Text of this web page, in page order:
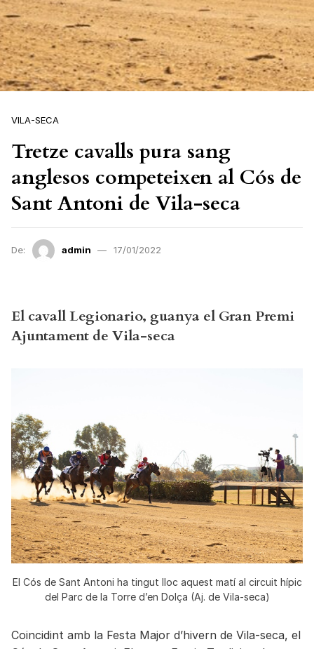
VILA-SECA
Tretze cavalls pura sang
anglesos competeixen al Cós de
Sant Antoni de Vila-seca
De: admin 17/01/2022
El cavall Legionario, guanya el Gran Premi
Ajuntament de Vila-seca
El Cós de Sant Antoni ha tingut lloc aquest matí al circuit hípic
del Parc de la Torre d’en Dolça (Aj. de Vila-seca)
Coincidint amb la Festa Major d’hivern de Vila-seca, el